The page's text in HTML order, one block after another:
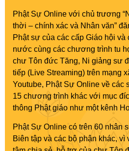
Phật Sự Online với chủ trương
thời – chính xác và Nhân văn”
Phật sự của các cấp Giáo hội và
nước cùng các chương trình tu
chư Tôn đức Tăng, Ni giảng sư
tiếp (Live Streaming) trên mạng
Youtube, Phật Sự Online về các
15 chương trình khác với mục
thông Phật giáo như một kênh
Phật Sự Online có trên 60 nhân
Biên tập và các bộ phận khác, vì